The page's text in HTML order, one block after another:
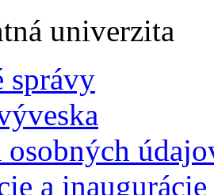
univerzita
správy
osobných
a inaugurácie